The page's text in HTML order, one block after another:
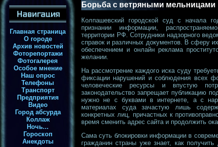
Главная страница
О городе
Архив новостей
Фоторепортажи
Фотогалерея
Особое мнение
Наш опрос
Телефоны
Транспорт
Предприятия
Видео
Город абсурда
Коллаж
Ночь...
Гороскоп
Анекдоты
Борьба с ветряными мельницами
Колпашевский городской суд с начала
признании информации,
территории РФ. Сотрудники надзорного
справок и различных документов. В сферу
обеспечением и онлайн реклама
желании.
На рассмотрение каждого иска суду
фиксации нарушений и соблюдения всех
человеческие ресурсы и впустую
законодательство запрещает публикацию
нужно не с буквами в интернете, а с
материалах суда зачастую лишь
конкретных лиц, причастных к
время сменить адрес сайта и продолжить
Сама суть блокировки информации в
гражданин страны уже знает, как